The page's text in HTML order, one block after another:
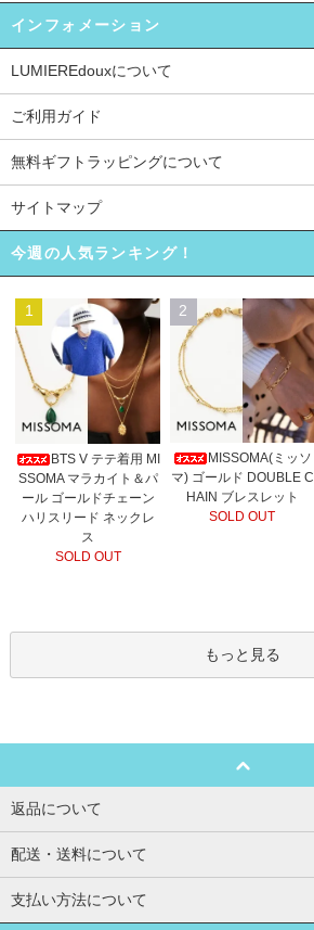
インフォメーション
LUMIEREdouxについて
ご利用ガイド
無料ギフトラッピングについて
サイトマップ
今週の人気ランキング！
1
BTS V テテ着用 MI
SSOMA マラカイト＆パ
ール ゴールドチェーン
ハリスリード ネックレ
ス
SOLD OUT
2
MISSOMA(ミッソ
マ) ゴールド DOUBLE C
HAIN ブレスレット
SOLD OUT
もっと見る
返品について
配送・送料について
支払い方法について